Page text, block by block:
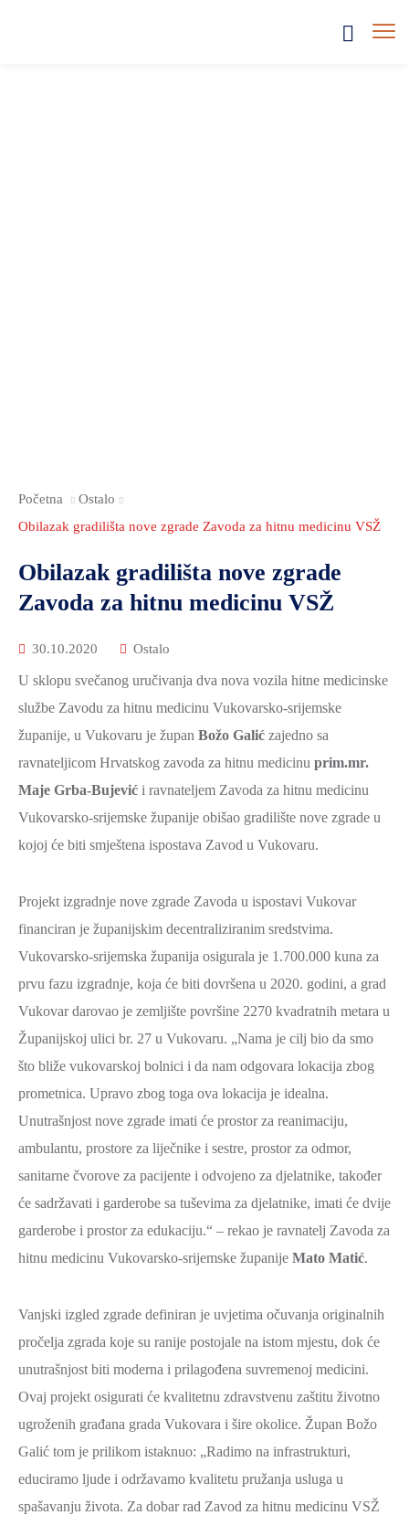
Početna
Ostalo
Obilazak gradilišta nove zgrade Zavoda za hitnu medicinu VSŽ
Obilazak gradilišta nove zgrade
Zavoda za hitnu medicinu VSŽ
30.10.2020 Ostalo
U sklopu svečanog uručivanja dva nova vozila hitne medicinske
službe Zavodu za hitnu medicinu Vukovarsko-srijemske
županije, u Vukovaru je župan Božo Galić zajedno sa
ravnateljicom Hrvatskog zavoda za hitnu medicinu prim.mr.
Maje Grba-Bujević i ravnateljem Zavoda za hitnu medicinu
Vukovarsko-srijemske županije obišao gradilište nove zgrade u
kojoj će biti smještena ispostava Zavod u Vukovaru.
Projekt izgradnje nove zgrade Zavoda u ispostavi Vukovar
financiran je županijskim decentraliziranim sredstvima.
Vukovarsko-srijemska županija osigurala je 1.700.000 kuna za
prvu fazu izgradnje, koja će biti dovršena u 2020. godini, a grad
Vukovar darovao je zemljište površine 2270 kvadratnih metara u
Županijskoj ulici br. 27 u Vukovaru. „Nama je cilj bio da smo
što bliže vukovarskoj bolnici i da nam odgovara lokacija zbog
prometnica. Upravo zbog toga ova lokacija je idealna.
Unutrašnjost nove zgrade imati će prostor za reanimaciju,
ambulantu, prostore za liječnike i sestre, prostor za odmor,
sanitarne čvorove za pacijente i odvojeno za djelatnike, također
će sadržavati i garderobe sa tuševima za djelatnike, imati će dvije
garderobe i prostor za edukaciju.“ – rekao je ravnatelj Zavoda za
hitnu medicinu Vukovarsko-srijemske županije Mato Matić.
Vanjski izgled zgrade definiran je uvjetima očuvanja originalnih
pročelja zgrada koje su ranije postojale na istom mjestu, dok će
unutrašnjost biti moderna i prilagođena suvremenoj medicini.
Ovaj projekt osigurati će kvalitetnu zdravstvenu zaštitu životno
ugroženih građana grada Vukovara i šire okolice. Župan Božo
Galić tom je prilikom istaknuo: „Radimo na infrastrukturi,
educiramo ljude i održavamo kvalitetu pružanja usluga u
spašavanju života. Za dobar rad Zavod za hitnu medicinu VSŽ